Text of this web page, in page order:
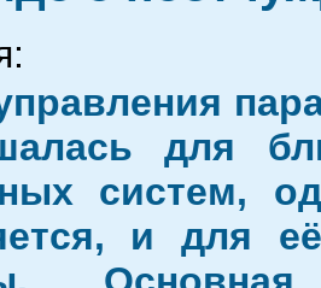
для
систем,
и для